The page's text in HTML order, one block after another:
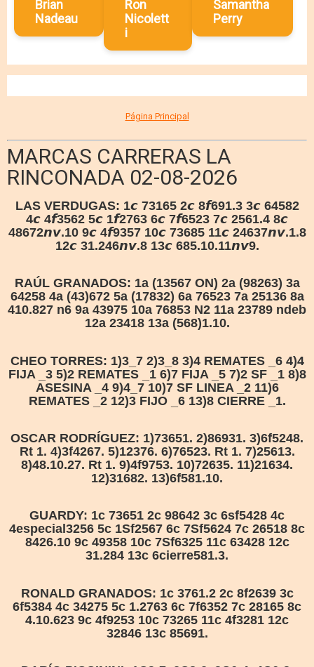
Brian
Nadeau
Ron
Nicolett
i
Samantha
Perry
Página Principal
MARCAS CARRERAS LA
RINCONADA 02-08-2026
LAS VERDUGAS: 1𝙘 73165 2𝙘 8𝙛691.3 3𝙘 64582
4𝙘 4𝙛3562 5𝙘 1𝙛2763 6𝙘 7𝙛6523 7𝙘 2561.4 8𝙘
48672𝙣𝙫.10 9𝙘 4𝙛9357 10𝙘 73685 11𝙘 24637𝙣𝙫.1.8
12𝙘 31.246𝙣𝙫.8 13𝙘 685.10.11𝙣𝙫9.
RAÚL GRANADOS: 1a (13567 ON) 2a (98263) 3a
64258 4a (43)672 5a (17832) 6a 76523 7a 25136 8a
410.827 n6 9a 43975 10a 76853 N2 11a 23789 ndeb
12a 23418 13a (568)1.10.
CHEO TORRES: 1)3_7 2)3_8 3)4 REMATES _6 4)4
FIJA _3 5)2 REMATES _1 6)7 FIJA _5 7)2 SF _1 8)8
ASESINA _4 9)4_7 10)7 SF LINEA _2 11)6
REMATES _2 12)3 FIJO _6 13)8 CIERRE _1.
OSCAR RODRÍGUEZ: 1)73651. 2)86931. 3)6f5248.
Rt 1. 4)3f4267. 5)12376. 6)76523. Rt 1. 7)25613.
8)48.10.27. Rt 1. 9)4f9753. 10)72635. 11)21634.
12)31682. 13)6f581.10.
GUARDY: 1c 73651 2c 98642 3c 6sf5428 4c
4especial3256 5c 1Sf2567 6c 7Sf5624 7c 26518 8c
8426.10 9c 49358 10c 7Sf6325 11c 63428 12c
31.284 13c 6cierre581.3.
RONALD GRANADOS: 1c 3761.2 2c 8f2639 3c
6f5384 4c 34275 5c 1.2763 6c 7f6352 7c 28165 8c
4.10.623 9c 4f9253 10c 73265 11c 4f3281 12c
32846 13c 85691.